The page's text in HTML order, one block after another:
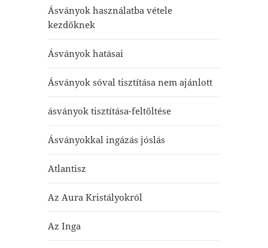
Ásványok használatba vétele
kezdőknek
Ásványok hatásai
Ásványok sóval tisztítása nem ajánlott
ásványok tisztítása-feltöltése
Ásványokkal ingázás jóslás
Atlantisz
Az Aura Kristályokról
Az Inga